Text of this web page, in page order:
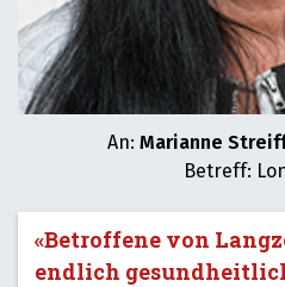
An: Marianne
Betreff:
«Betroffene von
endlich